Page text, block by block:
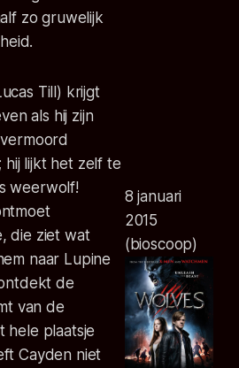
zo gruwelijk
Till) krijgt
als hij zijn
hij lijkt het zelf te
weerwolf!
die ziet wat
naar Lupine
de
van de
hele plaatsje
Cayden niet
8 januari
2015
(bioscoop)